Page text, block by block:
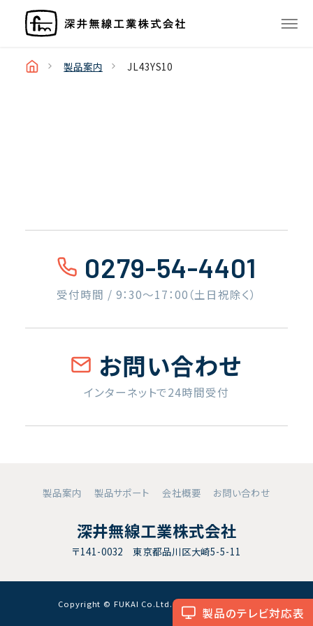
製品のテレビ対応表
製品案内 JL43YS10
0279-54-4401
受付時間 / 9：30〜17：00（土日祝除く）
お問い合わせ
インターネットで24時間受付
製品案内 製品サポート 会社概要 お問い合わせ
深井無線工業株式会社
〒141-0032 東京都品川区大崎5-5-11
Copyright © FUKAI Co.Ltd. All RightsReserved.